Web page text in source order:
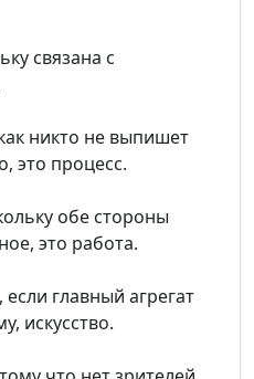
связана с
никто не выпишет
это процесс.
обе стороны
это работа.
главный агрегат
искусство.